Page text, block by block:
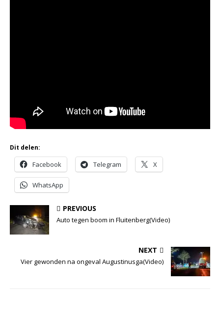
Dit delen:
Facebook Telegram X
WhatsApp
PREVIOUS
Auto tegen boom in Fluitenberg(Video)
NEXT
Vier gewonden na ongeval Augustinusga(Video)